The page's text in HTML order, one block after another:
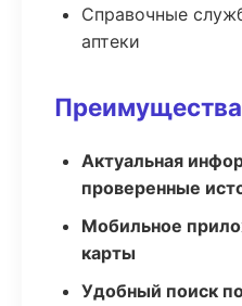
Справочные
аптеки
Актуальная
проверенные
Мобильное
карты
Удобный поиск